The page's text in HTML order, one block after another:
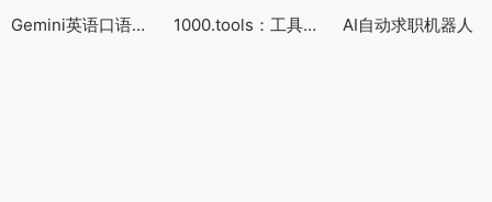
Gemini英语口语助手 1000.tools：工具合集 AI自动求职机器人